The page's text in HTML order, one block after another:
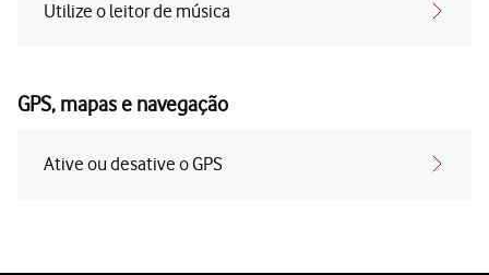
Utilize o leitor de música
GPS, mapas e navegação
Ative ou desative o GPS